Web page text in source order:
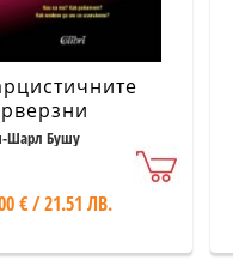
Шарл Бушу
€ / 21.51 ЛВ.